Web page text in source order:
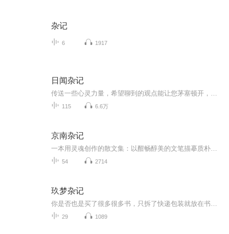
杂记
6 1917
日闻杂记
115 6.6万
京南杂记
54 2714
玖梦杂记
29 1089